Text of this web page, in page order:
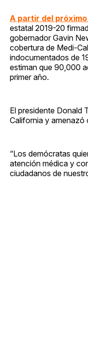
A partir del
estatal 2019-20
gobernador Gavin
cobertura de Medi-
indocumentados de
estiman que 90,000
primer año.
El presidente Donald
California y amenazó
“Los demócratas
atención médica y
ciudadanos de